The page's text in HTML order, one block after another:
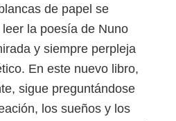
de papel se
la poesía de Nuno
y siempre perpleja
En este nuevo libro,
sigue preguntándose
los sueños y los